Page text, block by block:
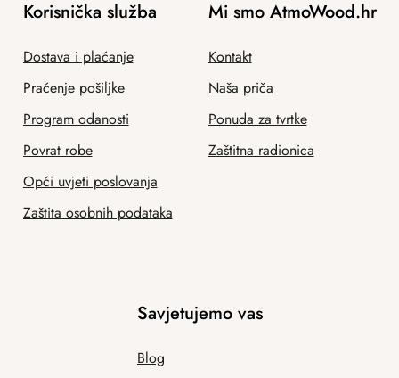
Korisnička služba
Dostava i plaćanje
Praćenje pošiljke
Program odanosti
Povrat robe
Opći uvjeti poslovanja
Zaštita osobnih podataka
Mi smo AtmoWood.hr
Kontakt
Naša priča
Ponuda za tvrtke
Zaštitna radionica
Savjetujemo vas
Blog